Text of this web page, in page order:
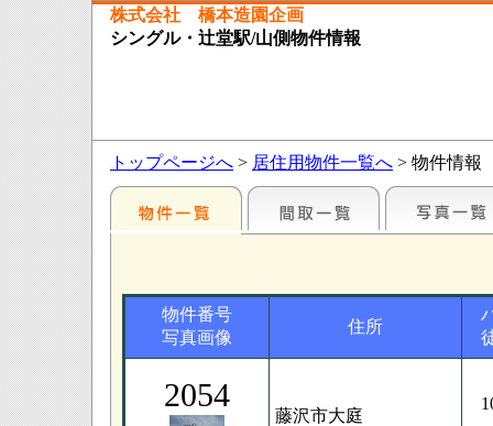
株式会社 橋本造園企画
シングル・辻堂駅/山側物件情報
トップページへ > 居住用物件一覧へ > 物件情報
物件番号
写真画像
住所
2054
藤沢市大庭